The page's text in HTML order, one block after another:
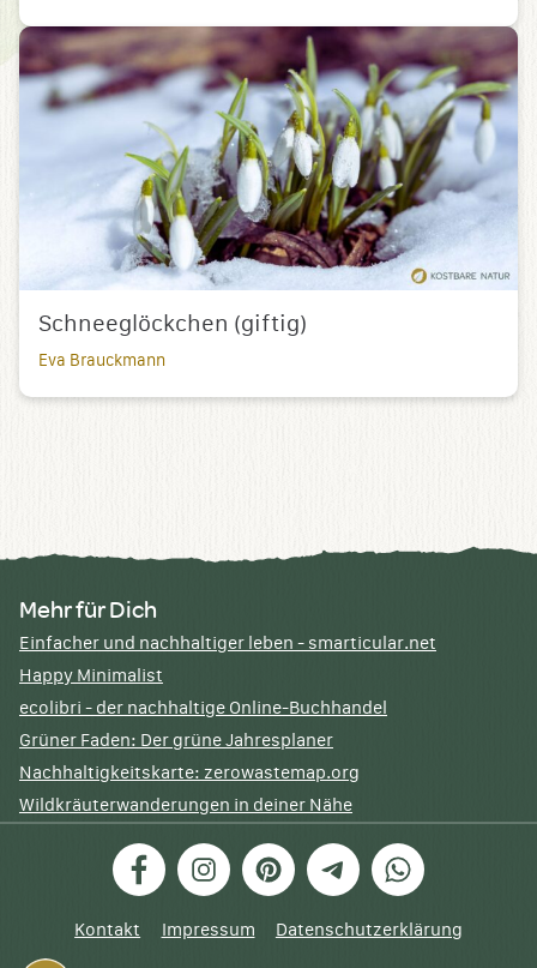
Schneeglöckchen (giftig)
Eva Brauckmann
Mehr für Dich
Einfacher und nachhaltiger leben - smarticular.net
Happy Minimalist
ecolibri - der nachhaltige Online-Buchhandel
Grüner Faden: Der grüne Jahresplaner
Nachhaltigkeitskarte: zerowastemap.org
Wildkräuterwanderungen in deiner Nähe
FacebookInstagramPinterestTelegramWhatsApp
Kontakt Impressum Datenschutzerklärung